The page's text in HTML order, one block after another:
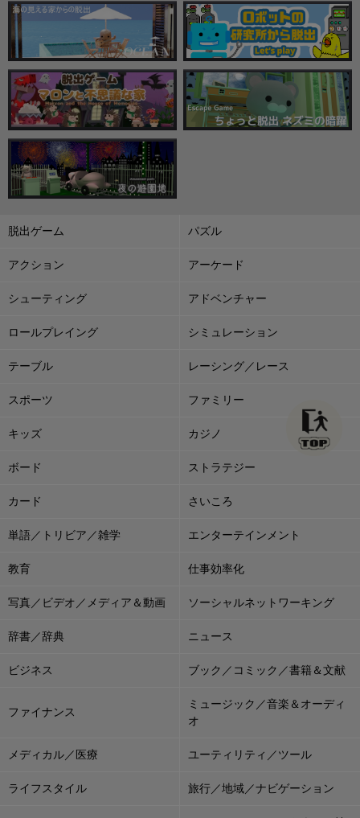
脱出ゲーム パズル
アクション アーケード
シューティング アドベンチャー
ロールプレイング シミュレーション
テーブル レーシング／レース
スポーツ ファミリー
キッズ カジノ
ボード ストラテジー
カード さいころ
単語／トリビア／雑学 エンターテインメント
教育 仕事効率化
写真／ビデオ／メディア＆動画 ソーシャルネットワーキング
辞書／辞典 ニュース
ビジネス ブック／コミック／書籍＆文献
ファイナンス
ミュージック／音楽＆オーディ
オ
メディカル／医療 ユーティリティ／ツール
ライフスタイル 旅行／地域／ナビゲーション